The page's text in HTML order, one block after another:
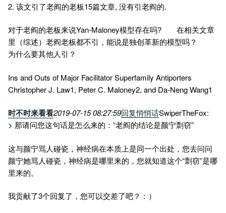
2. 该文引了老阎的老板15篇文章, 没有引老阎的.
对于老阎的老板来说Yan-Maloney模型存在吗? 在相关文章
里（综述）老阎老板都不引，能说是独创革新的模型吗？
为什么要其他人引？
Ins and Outs of Major Facilitator Superfamily Antiporters
Christopher J. Law1, Peter C. Maloney2, and Da-Neng Wang1
时不时来看看2019-07-15 08:27:59回复悄悄话SwiperTheFox:
> 那请问您这句话是怎么来的：“老阎的结论是颜宁剽窃”
这与颜宁骂人碰瓷，神经病在本质上是同一个出处，您去问问
颜宁她骂人碰瓷，神经病是哪里来的，您就知道这个“剽窃”是哪
里来的。
我贡献了3个回复了，您可以交差了吧？：）